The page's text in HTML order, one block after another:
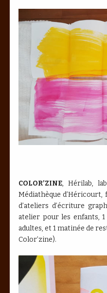
COLOR’ZINE, Hérilab,
Médiathèque d’Héricourt,
d’ateliers d’écriture
atelier pour les enfants,
adultes, et 1 matinée de
Color’zine).